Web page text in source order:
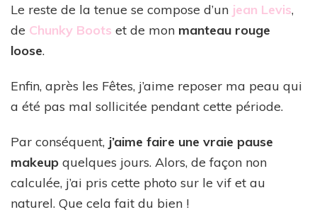
Le reste de la tenue se compose d’un jean Levis,
de Chunky Boots et de mon manteau rouge
loose.
Enfin, après les Fêtes, j’aime reposer ma peau qui
a été pas mal sollicitée pendant cette période.
Par conséquent, j’aime faire une vraie pause
makeup quelques jours. Alors, de façon non
calculée, j’ai pris cette photo sur le vif et au
naturel. Que cela fait du bien !